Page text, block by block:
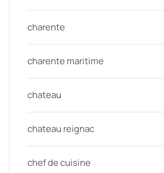
charente
charente maritime
chateau
chateau reignac
chef de cuisine